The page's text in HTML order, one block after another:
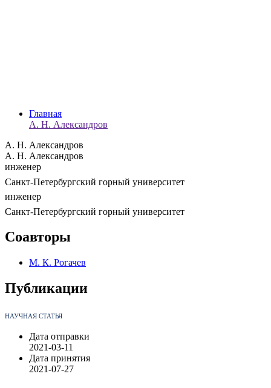
Главная
А. Н. Александров
А. Н. Александров
А. Н. Александров
инженер
Санкт-Петербургский горный университет
инженер
Санкт-Петербургский горный университет
Соавторы
М. К. Рогачев
Публикации
НАУЧНАЯ СТАТЬЯ
Дата отправки
2021-03-11
Дата принятия
2021-07-27